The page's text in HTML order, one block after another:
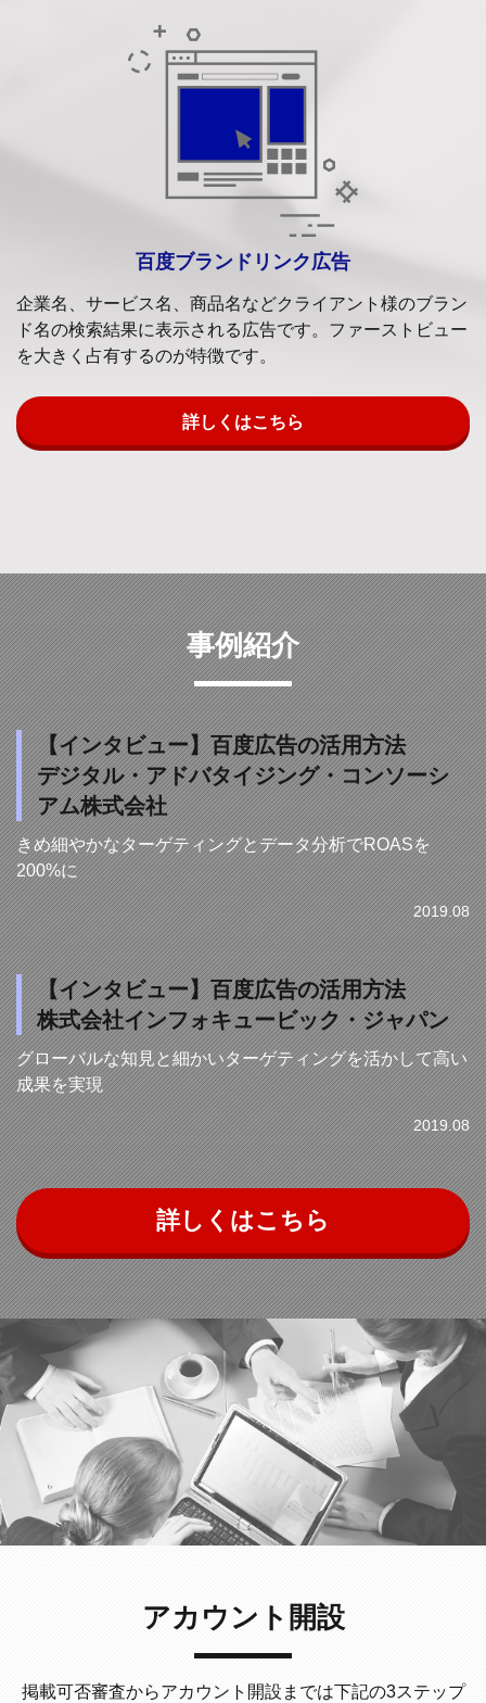
百度ブランドリンク広告
企業名、サービス名、商品名などクライアント様のブラン
ド名の検索結果に表示される広告です。ファーストビュー
を大きく占有するのが特徴です。
詳しくはこちら
事例紹介
【インタビュー】百度広告の活用方法
デジタル・アドバタイジング・コンソーシ
アム株式会社
きめ細やかなターゲティングとデータ分析でROASを
200%に
2019.08
【インタビュー】百度広告の活用方法
株式会社インフォキュービック・ジャパン
グローバルな知見と細かいターゲティングを活かして高い
成果を実現
2019.08
詳しくはこちら
アカウント開設
掲載可否審査からアカウント開設までは下記の3ステップ